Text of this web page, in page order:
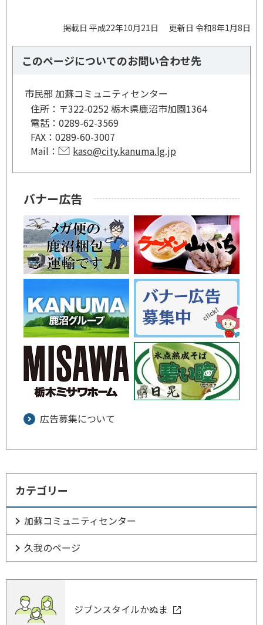
掲載日 平成22年10月21日 更新日 令和8年1月8日
このページについてのお問い合わせ先
市民部 加蘇コミュニティセンター
住所： 〒322-0252 栃木県鹿沼市加園1364
電話： 0289-62-3569
FAX： 0289-60-3007
Mail：
kaso@city.kanuma.lg.jp
バナー広告
広告募集について
カテゴリー
加蘇コミュニティセンター
久我のページ
ジブンスタイルかぬま